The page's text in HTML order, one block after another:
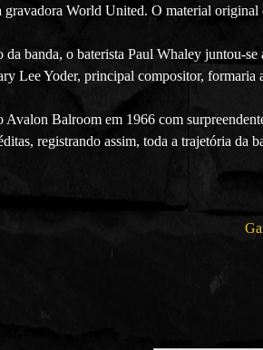
World United. O material
banda, o baterista Paul Whaley juntou-
Lee Yoder, principal compositor,
Balroom em 1966 com
registrando assim, toda a trajetória da